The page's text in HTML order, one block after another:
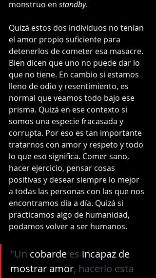
monstruo en standby.
Quizá estos dos individuos no tenían
el amor propio suficiente para
detenerlos de cometer esa masacre.
Bien dicen que uno no puede dar lo
que no tiene. En cambio si estamos
lleno de odio y resentimiento, es
normal que veamos todo bajo ese
prisma. Quizá en ese contexto si
somos una especie fracasada y
corrupta. Por eso es tan importante
tratarnos con amor y respeto y todo
lo que eso significa. Comer sano,
hacer ejercicio, pensar cosas
positivas y desear siempre lo mejor
a todas las personas con las que nos
encontramos día a día. Quizá si
practicamos algo de humanidad,
podamos volver a ser humanos.
"Un cobarde es incapaz de
mostrar amor, hacerlo esta